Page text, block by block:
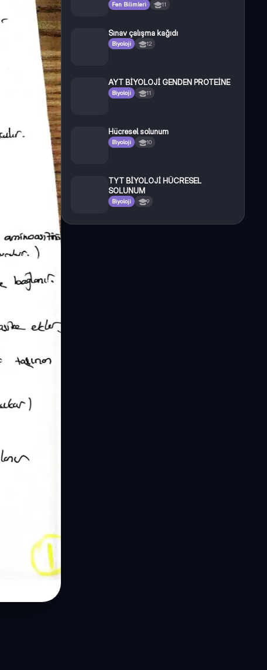
Fen Bilimleri 11
Sınav çalışma kağıdı
Biyoloji 12
AYT BİYOLOJİ GENDEN PROTEİNE
Biyoloji 11
Hücresel solunum
Biyoloji 10
TYT BİYOLOJİ HÜCRESEL
SOLUNUM
Biyoloji 9